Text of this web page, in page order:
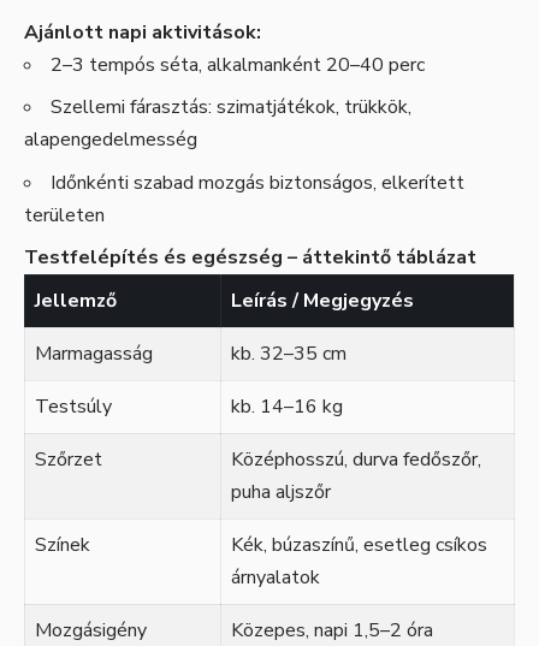
Ajánlott napi aktivitások:
2–3 tempós séta, alkalmanként 20–40 perc
Szellemi fárasztás: szimatjátékok, trükkök,
alapengedelmesség
Időnkénti szabad mozgás biztonságos, elkerített
területen
Testfelépítés és egészség – áttekintő táblázat
Jellemző
Leírás / Megjegyzés
Marmagasság
kb. 32–35 cm
Testsúly
kb. 14–16 kg
Szőrzet
Középhosszú, durva fedőszőr,
puha aljszőr
Színek
Kék, búzaszínű, esetleg csíkos
árnyalatok
Mozgásigény
Közepes, napi 1,5–2 óra